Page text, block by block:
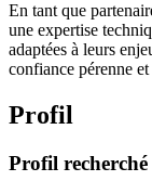
En tant que
une expertise
adaptées à leurs
confiance pérenne
Profil
Profil recherché